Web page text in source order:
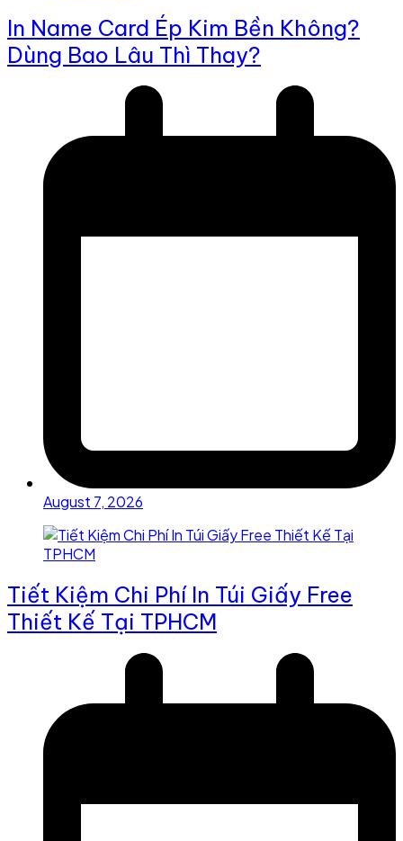
In Name Card Ép Kim Bền Không?
Dùng Bao Lâu Thì Thay?
August 7, 2026
Tiết Kiệm Chi Phí In Túi Giấy Free
Thiết Kế Tại TPHCM